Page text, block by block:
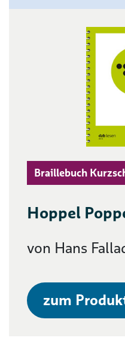
Braillebuch
Hoppel
von Hans
zum